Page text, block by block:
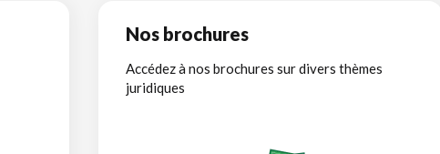
Nos brochures
Accédez à nos brochures sur divers thèmes
juridiques